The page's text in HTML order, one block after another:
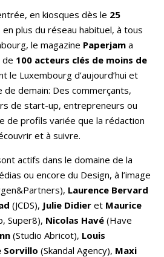
en kiosques dès le 25
plus du réseau habituel, à tous
le magazine Paperjam a
de 100 acteurs clés de moins de
le Luxembourg d’aujourd’hui et
demain: Des commerçants,
de start-up, entrepreneurs ou
de profils variée que la rédaction
et à suivre.
actifs dans le domaine de la
ou encore du Design, à l’image
Laurence Bervard
(JCDS), Julie Didier et Maurice
Super8), Nicolas Havé (Have
(Studio Abricot), Louis
Sorvillo (Skandal Agency), Maxi